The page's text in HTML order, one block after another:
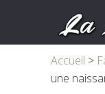
Accueil >
une